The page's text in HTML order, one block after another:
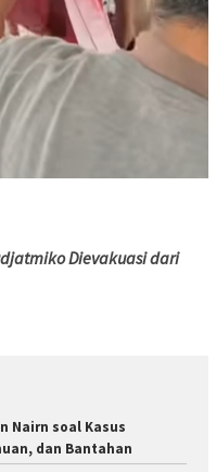
Dievakuasi dari
Nairn soal Kasus
dan Bantahan